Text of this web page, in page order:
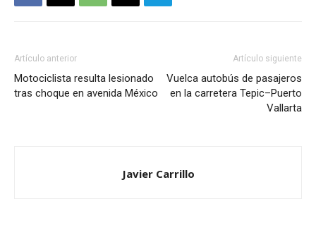
Artículo anterior
Motociclista resulta lesionado
tras choque en avenida México
Artículo siguiente
Vuelca autobús de pasajeros
en la carretera Tepic–Puerto
Vallarta
Javier Carrillo